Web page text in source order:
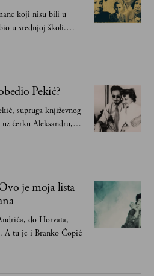
koji nisu bili u
u srednjoj školi.
već dovoljno
Pekić?
supruga književnog
ćerku Aleksandru,
pisca. Ovu priču o
je moja lista
do Horvata,
A tu je i Branko Ćopić